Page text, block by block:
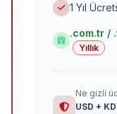
1 Yıl
.com.tr /
Yıllık
Ne gizli
USD +